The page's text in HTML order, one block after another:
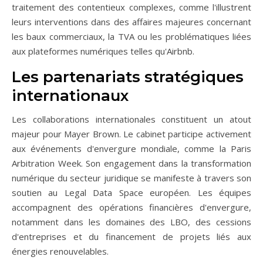
traitement des contentieux complexes, comme l'illustrent
leurs interventions dans des affaires majeures concernant
les baux commerciaux, la TVA ou les problématiques liées
aux plateformes numériques telles qu'Airbnb.
Les partenariats stratégiques
internationaux
Les collaborations internationales constituent un atout
majeur pour Mayer Brown. Le cabinet participe activement
aux événements d'envergure mondiale, comme la Paris
Arbitration Week. Son engagement dans la transformation
numérique du secteur juridique se manifeste à travers son
soutien au Legal Data Space européen. Les équipes
accompagnent des opérations financières d'envergure,
notamment dans les domaines des LBO, des cessions
d'entreprises et du financement de projets liés aux
énergies renouvelables.